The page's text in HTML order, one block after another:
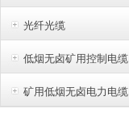
光纤光缆
低烟无卤矿用控制电缆
矿用低烟无卤电力电缆